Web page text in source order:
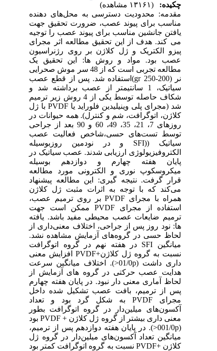
چکیده:
مقدمه: محدودیت دسترسی به محل‌های دهنده
مناسب برای پیوند عصب، ضرورت تحقیق جهت
یافتن جانشین مناسب برای پیوند عصب را توجیه
می‌ کند. هدف از این تحقیق مطالعه اثر مجرای
پیزو الکتریک و ژل کلاژن بر روی رژنراسیون
عصب بود. مواد و روش ها: این تحقیق یک
مطالعه تجربی است که از 48 سر موش صحرایی
نر (gr 250-200)استفاده شد. پس از قطع عصب
سیاتیک، 1 سانتیمتر از عصب برداشته شد و
شکاف حاصله توسط یکی از 4 روش زیر ترمیم
شد (مجرای پلی وینیلیدین فلوراید یا PVDF با ژل
کلاژن، اتوگرافت، شم و کنترل). همه حیوانات در
روزهای 7، 21، 35، 49، 60 و 90 بعد از جراحی
توسط تست‌های حسی،شاخص فعالیت عصب
سیاتیک ((SFI و در نودمین روزبوسیله
الکتروفیزیولوژی ارزیابی شدند. عصب سیاتیک در
پایان هفته چهارم و دوازدهم بوسیله
میکروسکوپ نوری و الکترونی مورد مطالعه
قرار گرفت. نتیجه گیری: این مطالعه پیشنهاد
می‌کند که با توجه به اثرات مثبت ژل کلاژن
همراه با مجرای PVDF بر روی ترمیم عصب،
استفاده از مجرای PVDF ممکن است جهت
ترمیم ضایعات عصب محیطی مفید باشد. یافته
ها: نود روز پس از جراحی، اختلاف معنی‌داری از
لحاظ حسی در گروه‌های آزمایش مشاهده نشد.
میانگین SFI در هفته نهم در گروه اتوگرافت
نسبت به گروه ژل کلاژن+PVDF افزایش معنی
داری داشت (01/0p<). اختلاف میانگین سرعت
هدایت عصب حرکتی در گروه های آزمایش از
لحاظ آماری معنی دار نبود. در پایان هفته چهارم
پس از ترمیم، بافت عصب تشکیل شده داخل
مجرای PVDF به شکل گرد بود و تعداد
آکسون‌های میلین‌دار در گروه اتوگرافت بطور
معنی داری بیشتر از گروه ژل کلاژن + PVDF بود
(001/0p<). در پایان هفته دوازدهم پس از ترمیم،
میانگین تعداد آکسون‌های میلین‌دار در گروه ژل
کلاژن +PVDF نسبت به گروه اتوگرافت کمتر بود